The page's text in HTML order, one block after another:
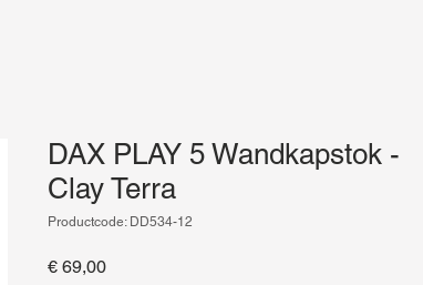
DAX PLAY 5 Wandkapstok -
Clay Terra
Productcode: DD534-12
€ 69,00Prijs